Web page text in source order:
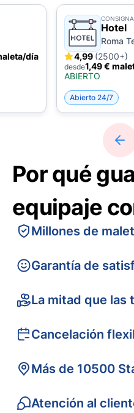
día
Hotel
Roma
4,99 (2500+)
desde1,49 €
ABIERTO
Abierto 24/7
Por qué
equipaje
Millones de
Garantía de
La mitad que las
Cancelación
Más de 10500
Atención al